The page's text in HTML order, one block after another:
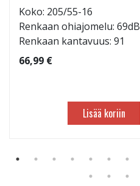
Koko: 205/55-16
Renkaan ohiajomelu: 69dB
Renkaan kantavuus: 91
66,99 €
Lisää koriin